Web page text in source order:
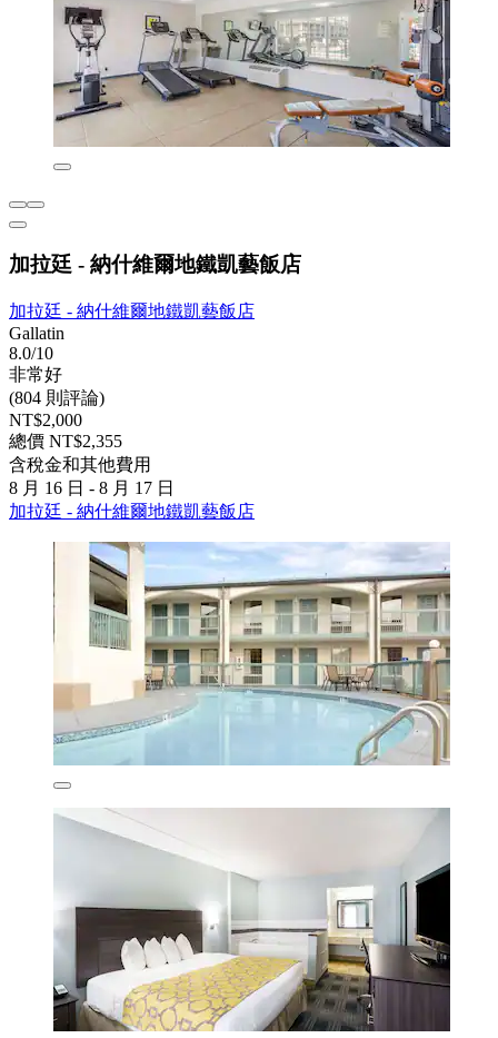
加拉廷 - 納什維爾地鐵凱藝飯店
加拉廷 - 納什維爾地鐵凱藝飯店
Gallatin
8.0/10
非常好
(804 則評論)
NT$2,000
總價 NT$2,355
含稅金和其他費用
8 月 16 日 - 8 月 17 日
加拉廷 - 納什維爾地鐵凱藝飯店